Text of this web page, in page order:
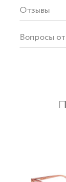
Отзывы
Вопросы